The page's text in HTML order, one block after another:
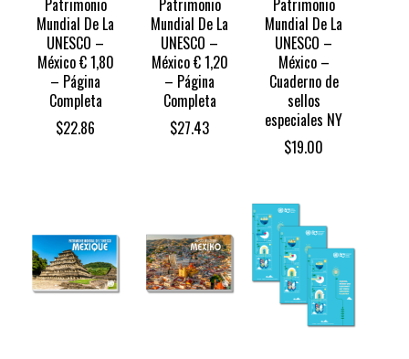
Patrimonio
Mundial De La
UNESCO –
México € 1,80
– Página
Completa
$22.86
Patrimonio
Mundial De La
UNESCO –
México € 1,20
– Página
Completa
$27.43
Patrimonio
Mundial De La
UNESCO –
México –
Cuaderno de
sellos
especiales NY
$19.00